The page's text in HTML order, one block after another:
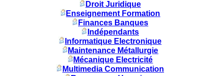
Droit Juridique
Enseignement Formation
Finances Banques
Indépendants
Informatique Electronique
Maintenance Métallurgie
Mécanique Electricité
Multimedia Communication